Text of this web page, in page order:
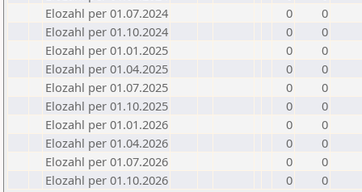
Elozahl per 01.07.2024
0
0
Elozahl per 01.10.2024
0
0
Elozahl per 01.01.2025
0
0
Elozahl per 01.04.2025
0
0
Elozahl per 01.07.2025
0
0
Elozahl per 01.10.2025
0
0
Elozahl per 01.01.2026
0
0
Elozahl per 01.04.2026
0
0
Elozahl per 01.07.2026
0
0
Elozahl per 01.10.2026
0 0